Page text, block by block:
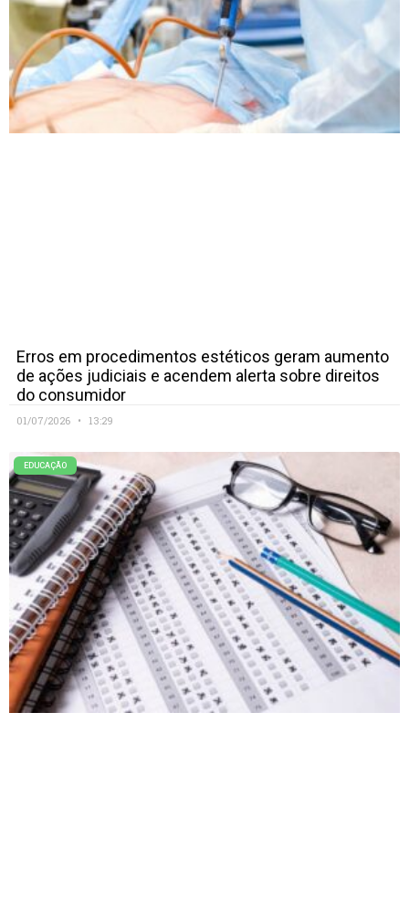
Erros em procedimentos estéticos geram aumento
de ações judiciais e acendem alerta sobre direitos
do consumidor
01/07/2026 13:29
EDUCAÇÃO